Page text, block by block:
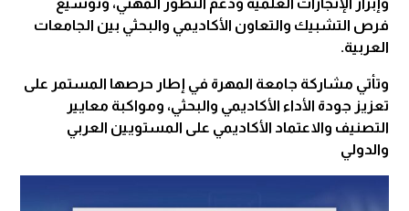
وإبراز الإنجازات العلمية ودعم التطور المهني، وتوسيع
فرص التشبيك والتعاون الأكاديمي والبحثي بين الجامعات
العربية.
وتأتي مشاركة جامعة المهرة في إطار حرصها المستمر على
تعزيز جودة الأداء الأكاديمي والبحثي، ومواكبة معايير
التصنيف والاعتماد الأكاديمي على المستويين العربي
والدولي